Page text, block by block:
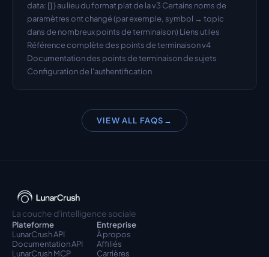
data: [] } au lieu du format plat de la v3 Certains noms de
paramètres ont changé (par exemple, symbol → topic
dans de nombreux points de terminaison) Liens utiles
Référence complète des points de terminaison v4
Documentation des points de terminaison de sujets
Configuration de l'authentification
VIEW ALL FAQS →
La couche d'intelligence sociale
Plateforme
LunarCrush API
Documentation API
LunarCrush MCP
Entreprise
À propos
Affiliés
Carrières